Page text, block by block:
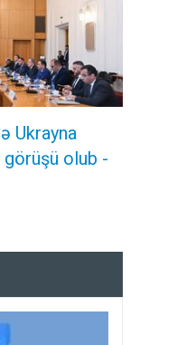
Ukrayna
olub -